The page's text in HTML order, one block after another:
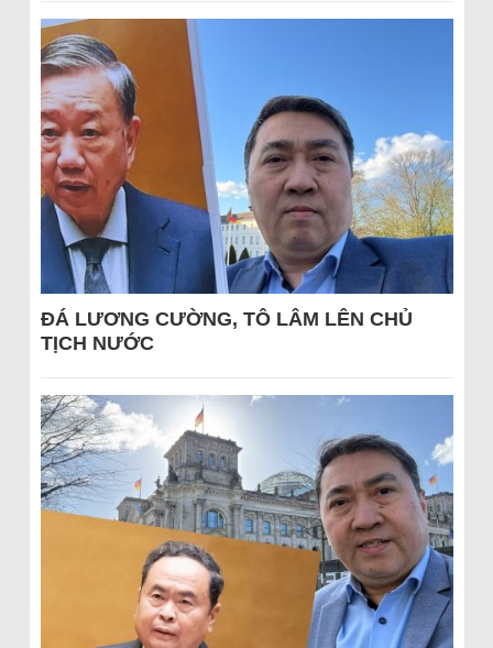
ĐÁ LƯƠNG CƯỜNG, TÔ LÂM LÊN CHỦ
TỊCH NƯỚC